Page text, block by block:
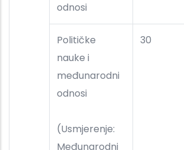
odnosi
Političke
nauke i
međunarodni
odnosi
(Usmjerenje:
Međunarodni
30